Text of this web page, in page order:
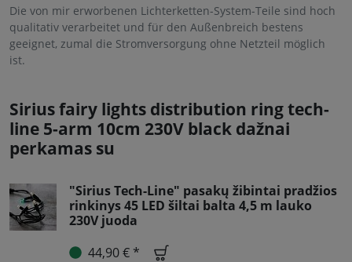
Die von mir erworbenen Lichterketten-System-Teile sind hoch
qualitativ verarbeitet und für den Außenbreich bestens
geeignet, zumal die Stromversorgung ohne Netzteil möglich
ist.
Sirius fairy lights distribution ring tech-
line 5-arm 10cm 230V black dažnai
perkamas su
"Sirius Tech-Line" pasakų žibintai pradžios
rinkinys 45 LED šiltai balta 4,5 m lauko
230V juoda
44,90 € *